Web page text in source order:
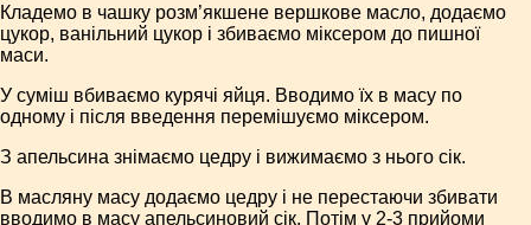
Кладемо в чашку розм’якшене вершкове масло, додаємо
цукор, ванільний цукор і збиваємо міксером до пишної
маси.
У суміш вбиваємо курячі яйця. Вводимо їх в масу по
одному і після введення перемішуємо міксером.
З апельсина знімаємо цедру і вижимаємо з нього сік.
В масляну масу додаємо цедру і не перестаючи збивати
вводимо в масу апельсиновий сік. Потім у 2-3 прийоми